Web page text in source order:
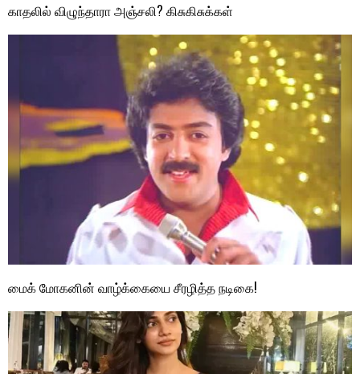
காதலில் விழுந்தாரா அஞ்சலி? கிசுகிசுக்கள்
மைக் மோகனின் வாழ்க்கையை சீரழித்த நடிகை!